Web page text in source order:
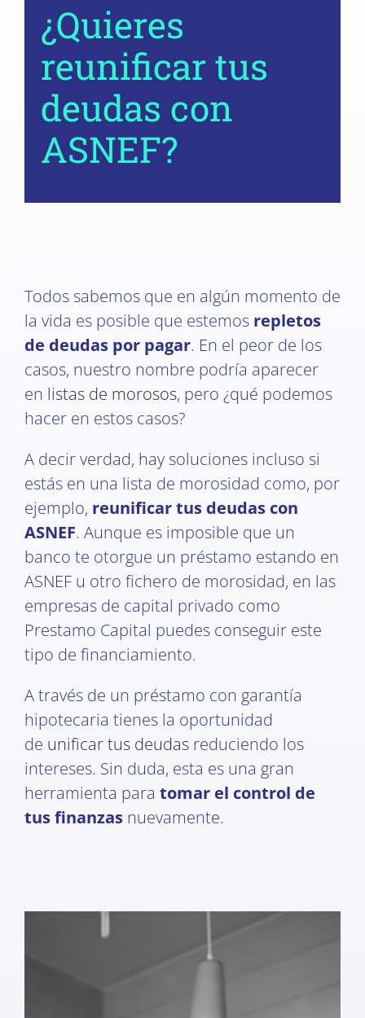
¿Quieres
reunificar tus
deudas con
ASNEF?
Todos sabemos que en algún momento de
la vida es posible que estemos repletos
de deudas por pagar. En el peor de los
casos, nuestro nombre podría aparecer
en listas de morosos, pero ¿qué podemos
hacer en estos casos?
A decir verdad, hay soluciones incluso si
estás en una lista de morosidad como, por
ejemplo, reunificar tus deudas con
ASNEF. Aunque es imposible que un
banco te otorgue un préstamo estando en
ASNEF u otro fichero de morosidad, en las
empresas de capital privado como
Prestamo Capital puedes conseguir este
tipo de financiamiento.
A través de un préstamo con garantía
hipotecaria tienes la oportunidad
de unificar tus deudasreduciendo los
intereses. Sin duda, esta es una gran
herramienta para tomar el control de
tus finanzasnuevamente.